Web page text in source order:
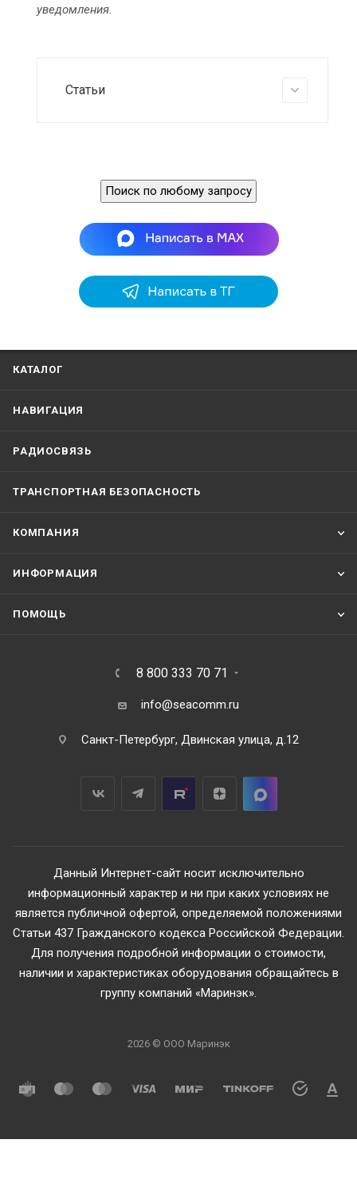
уведомления.
Статьи
Поиск по любому запросу
КАТАЛОГ
НАВИГАЦИЯ
РАДИОСВЯЗЬ
ТРАНСПОРТНАЯ БЕЗОПАСНОСТЬ
КОМПАНИЯ
ИНФОРМАЦИЯ
ПОМОЩЬ
8 800 333 70 71
info@seacomm.ru
Санкт-Петербург, Двинская улица, д.12
Данный Интернет-сайт носит исключительно
информационный характер и ни при каких условиях не
является публичной офертой, определяемой положениями
Статьи 437 Гражданского кодекса Российской Федерации.
Для получения подробной информации о стоимости,
наличии и характеристиках оборудования обращайтесь в
группу компаний «Маринэк».
2026 © ООО Маринэк